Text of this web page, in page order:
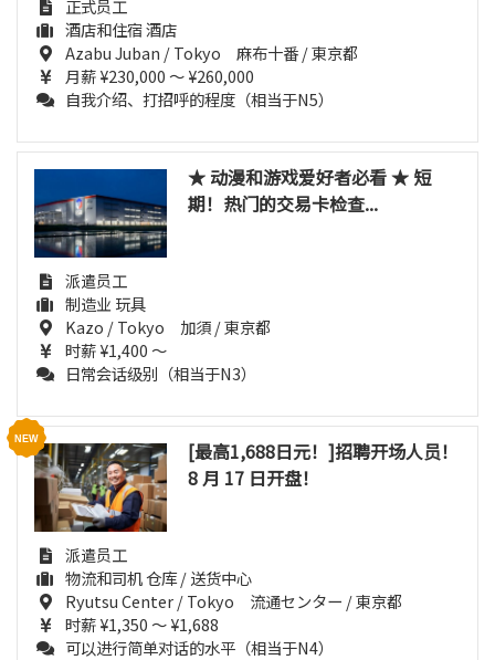
正式员工
酒店和住宿 酒店
Azabu Juban / Tokyo 麻布十番 / 東京都
月薪 ¥230,000 ～ ¥260,000
自我介绍、打招呼的程度（相当于N5）
★ 动漫和游戏爱好者必看 ★ 短
期！热门的交易卡检查...
派遣员工
制造业 玩具
Kazo / Tokyo 加須 / 東京都
时薪 ¥1,400 ～
日常会话级别（相当于N3）
[最高1,688日元！]招聘开场人员！
8 月 17 日开盘！
派遣员工
物流和司机 仓库 / 送货中心
Ryutsu Center / Tokyo 流通センター / 東京都
时薪 ¥1,350 ～ ¥1,688
可以进行简单对话的水平（相当于N4）